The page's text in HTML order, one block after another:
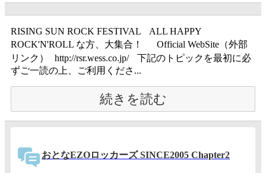
RISING SUN ROCK FESTIVAL ALL HAPPY
ROCK'N'ROLL な方、大集合！ Official WebSite（外部
リンク） http://rsr.wess.co.jp/ 下記のトピックを最初に必
ずご一読の上、ご利用くださ...
続きを読む
おとなEZOロッカーズ SINCE2005 Chapter2